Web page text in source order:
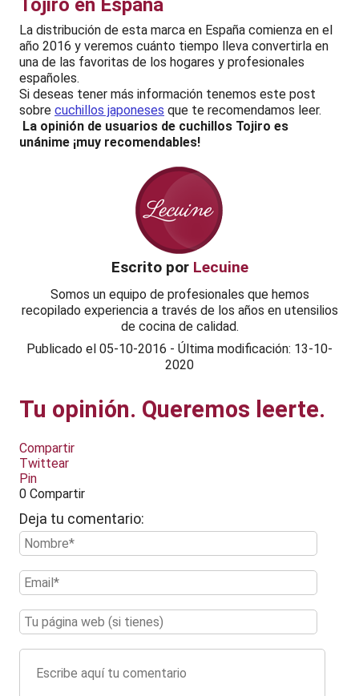
Tojiro en España
La distribución de esta marca en España comienza en el
año 2016 y veremos cuánto tiempo lleva convertirla en
una de las favoritas de los hogares y profesionales
españoles.
Si deseas tener más información tenemos este post
sobre cuchillos japoneses que te recomendamos leer.
La opinión de usuarios de cuchillos Tojiro es
unánime ¡muy recomendables!
Escrito por Lecuine
Somos un equipo de profesionales que hemos
recopilado experiencia a través de los años en utensilios
de cocina de calidad.
Publicado el 05-10-2016 - Última modificación: 13-10-
2020
Tu opinión. Queremos leerte.
Compartir
Twittear
Pin
0 Compartir
Deja tu comentario: